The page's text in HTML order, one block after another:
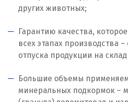
Новосибирск
Новоуральск
Новоуткинск
Ногинск
других животных;
Гарантию качества,
всех этапах производства
отпуска продукции на
Большие объемы
минеральных подкормок –